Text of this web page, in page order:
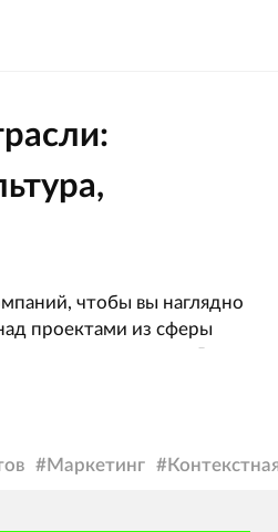
чтобы вы наглядно
проектами из сферы
искусство. В
поставленные задачи,
«кухни»
в процессах и сделать
#Маркетинг #